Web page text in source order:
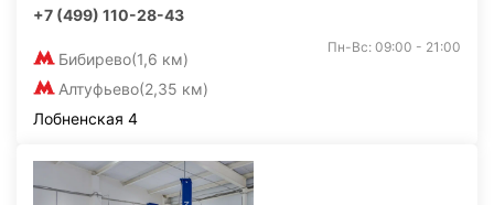
+7 (499) 110-28-43
Бибирево(1,6 км)
Алтуфьево(2,35 км)
Пн-Вс: 09:00 - 21:00
Лобненская 4